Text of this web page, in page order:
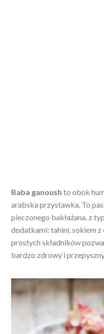
Baba ganoush to obok
arabska przystawka. To
pieczonego bakłażana, z
dodatkami: tahini, sokiem z
prostych składników
bardzo zdrowy i